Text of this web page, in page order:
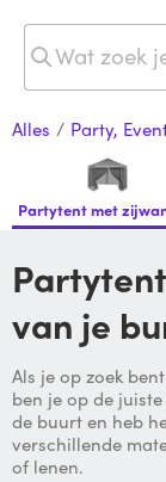
Alles / Party,
Partytent met
Partytent met zijwanden huren
van je
Als je op zoek
ben je op de
de buurt en heb
verschillende
of lenen.